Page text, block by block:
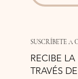
RECIBE
TRAVÉS
SUSCRÍBETE A